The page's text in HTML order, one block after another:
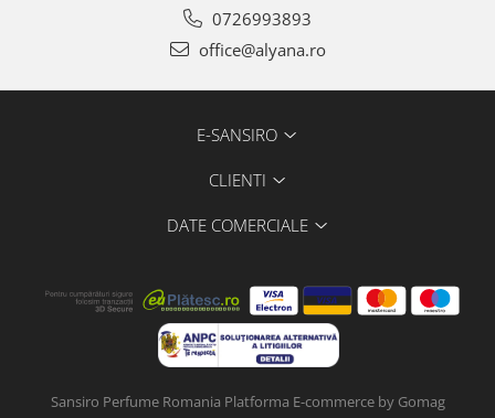
0726993893
office@alyana.ro
E-SANSIRO
CLIENTI
DATE COMERCIALE
Sansiro Perfume Romania Platforma E-commerce by Gomag